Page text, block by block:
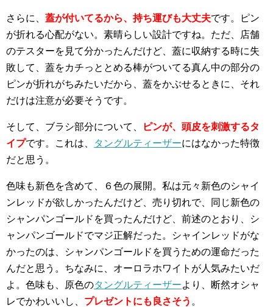
さらに、 蓋が付いてるから、持ち運びも大丈夫です。ピン
が折れる心配がない。素晴らしい設計ですね。ただ、店舗
のテスターを見て分かったんだけど、蓋に収納する時に失
敗して、蓋をカチっととめる棒がついてる真ん中の部分の
ピンが折れがちみたいだから、蓋をかぶせるときに、それ
だけは注意が必要そうです。
そして、ブラシ部分について、
ピンが、頭皮を刺激するタ
イプです。これは、 タングルティーザーにはなかった特徴
だと思う。
色味も新色を含めて、６色の展開。私は元々新色のシャイ
ンレッドが欲しかったんだけど、売り切れで、同じ新色の
シャンパンゴールドを買ったんだけど、前述のとおり、シ
ャンパンゴールドでマジ正解だった。シャインレッドがな
かったのは、シャンパンゴールドを買うための運命だった
んだと思う。ちなみに、オーロラホワイトが人気みたいだ
よ。色味も、原色のタングルティーザーより、断然オシャ
レでかわいいし、 プレゼントにも良さそう 。